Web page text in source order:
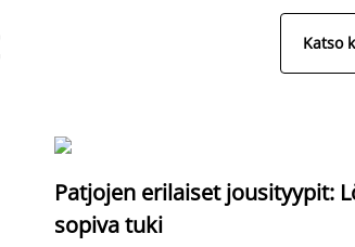
Katso
Patjojen erilaiset jousityypit:
sopiva tuki